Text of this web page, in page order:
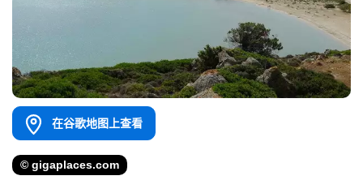
在谷歌地图上查看
© gigaplaces.com